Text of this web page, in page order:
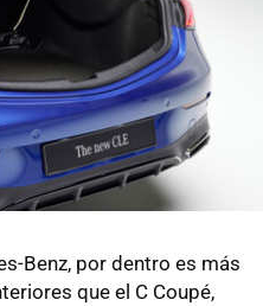
Benz, por dentro es más
que el C Coupé,